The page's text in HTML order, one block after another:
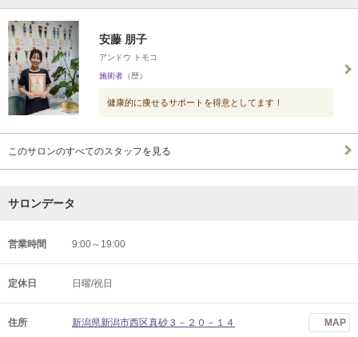
安藤 朋子
アンドウ トモコ
施術者 （歴）
健康的に痩せるサポートを得意としてます！
このサロンのすべてのスタッフを見る
サロンデータ
営業時間 9:00～19:00
定休日 日曜/祝日
住所 新潟県新潟市西区真砂３－２０－１４ MAP